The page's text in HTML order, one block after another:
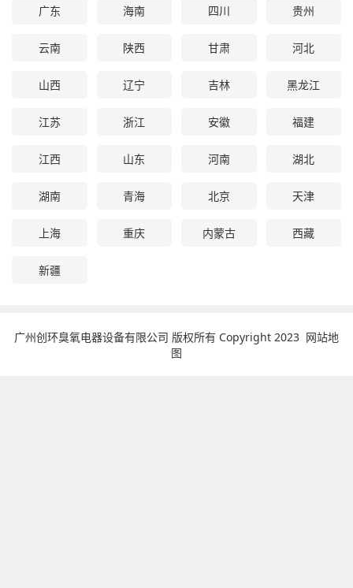
广东 海南 四川 贵州
云南 陕西 甘肃 河北
山西 辽宁 吉林 黑龙江
江苏 浙江 安徽 福建
江西 山东 河南 湖北
湖南 青海 北京 天津
上海 重庆 内蒙古 西藏
新疆
广州创环臭氧电器设备有限公司 版权所有 Copyright 2023 网站地
图